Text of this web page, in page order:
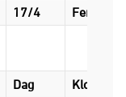
17/4
Dag